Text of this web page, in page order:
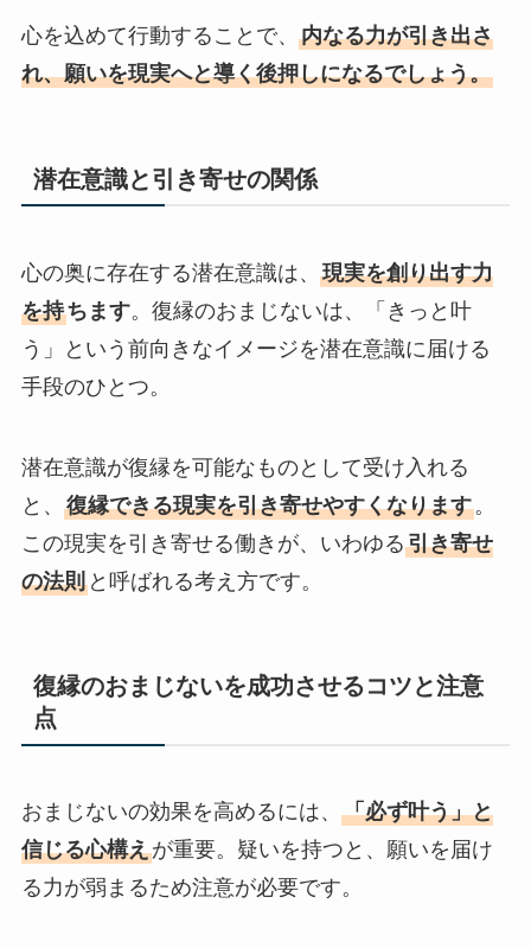
心を込めて行動することで、 内なる力が引き出さ
れ、願いを現実へと導く後押しになるでしょう。
潜在意識と引き寄せの関係
心の奥に存在する潜在意識は、 現実を創り出す力
を持ちます。復縁のおまじないは、「きっと叶
う」という前向きなイメージを潜在意識に届ける
手段のひとつ。
潜在意識が復縁を可能なものとして受け入れる
と、 復縁できる現実を引き寄せやすくなります。
この現実を引き寄せる働きが、いわゆる引き寄せ
の法則と呼ばれる考え方です。
復縁のおまじないを成功させるコツと注意
点
おまじないの効果を高めるには、 「必ず叶う」と
信じる心構えが重要。疑いを持つと、願いを届け
る力が弱まるため注意が必要です。